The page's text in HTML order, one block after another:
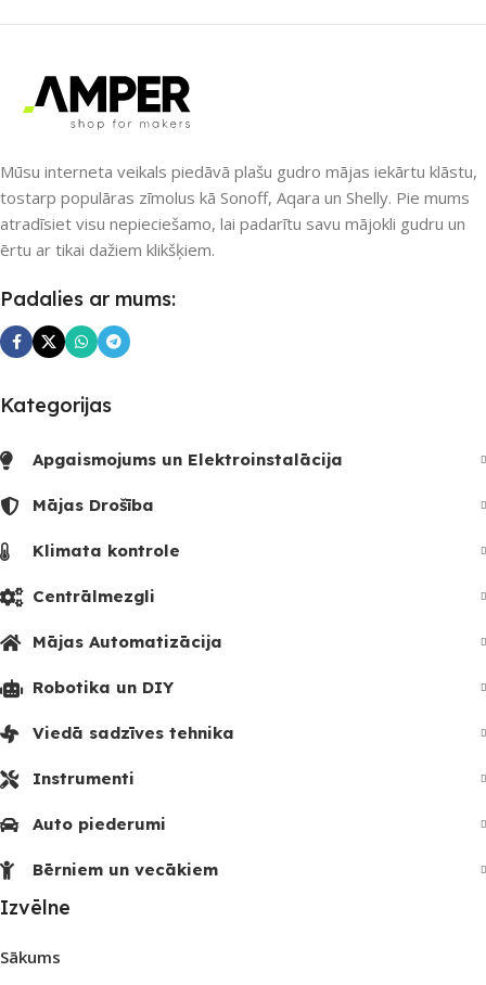
Mūsu interneta veikals piedāvā plašu gudro mājas iekārtu klāstu,
tostarp populāras zīmolus kā Sonoff, Aqara un Shelly. Pie mums
atradīsiet visu nepieciešamo, lai padarītu savu mājokli gudru un
ērtu ar tikai dažiem klikšķiem.
Padalies ar mums:
Kategorijas
Apgaismojums un Elektroinstalācija
Mājas Drošība
Klimata kontrole
Centrālmezgli
Mājas Automatizācija
Robotika un DIY
Viedā sadzīves tehnika
Instrumenti
Auto piederumi
Bērniem un vecākiem
Izvēlne
Sākums